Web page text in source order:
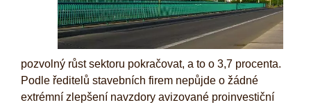
pozvolný růst sektoru pokračovat, a to o 3,7 procenta.
Podle ředitelů stavebních firem nepůjde o žádné
extrémní zlepšení navzdory avizované proinvestiční